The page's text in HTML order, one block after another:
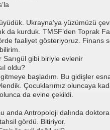
Ukrayna’ya yüzümüzü
da kurduk. TMSF’den Toprak
faaliyet gösteriyoruz. Finans
Sarıgül gibi biriyle evlenir
oldu?
gitmeye başladım. Bu gidişler
Çocuklarımız oluncaya
da evine çekildi.
anda Antropoloji dalında
gördü. Bitiriyor.